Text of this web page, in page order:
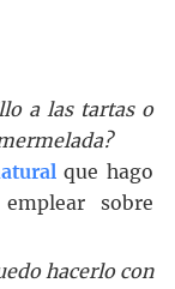
a las tartas o
que hago
sobre
hacerlo con